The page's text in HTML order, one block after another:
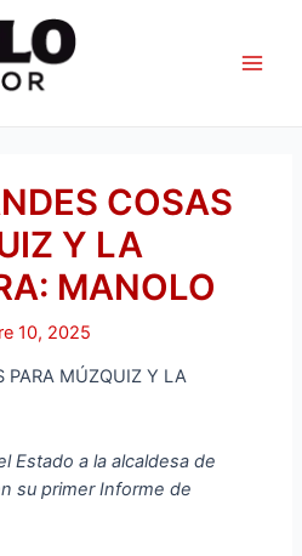
COSAS
Y LA
MANOLO
10, 2025
PARA MÚZQUIZ Y LA
Estado a la alcaldesa de
su primer Informe de